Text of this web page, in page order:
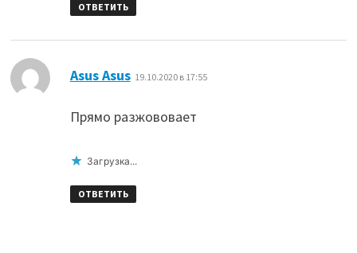
ОТВЕТИТЬ
Asus Asus: 19.10.2020 в 17:55
Прямо разжововает
Загрузка...
ОТВЕТИТЬ